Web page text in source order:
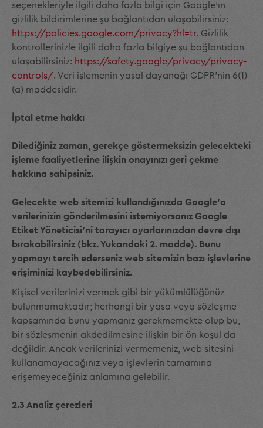
seçenekleriyle ilgili daha fazla bilgi için Google'ın
gizlilik bildirimlerine şu bağlantıdan ulaşabilirsiniz:
https://policies.google.com/privacy?hl=tr. Gizlilik
kontrollerinizle ilgili daha fazla bilgiye şu bağlantıdan
ulaşabilirsiniz: https://safety.google/privacy/privacy-
controls/. Veri işlemenin yasal dayanağı GDPR'nin 6(1)
(a) maddesidir.
İptal etme hakkı
Dilediğiniz zaman, gerekçe göstermeksizin gelecekteki
işleme faaliyetlerine ilişkin onayınızı geri çekme
hakkına sahipsiniz.
Gelecekte web sitemizi kullandığınızda Google'a
verilerinizin gönderilmesini istemiyorsanız Google
Etiket Yöneticisi'ni tarayıcı ayarlarınızdan devre dışı
bırakabilirsiniz (bkz. Yukarıdaki 2. madde). Bunu
yapmayı tercih ederseniz web sitemizin bazı işlevlerine
erişiminizi kaybedebilirsiniz.
Kişisel verilerinizi vermek gibi bir yükümlülüğünüz
bulunmamaktadır; herhangi bir yasa veya sözleşme
kapsamında bunu yapmanız gerekmemekte olup bu,
bir sözleşmenin akdedilmesine ilişkin bir ön koşul da
değildir. Ancak verilerinizi vermemeniz, web sitesini
kullanamayacağınız veya işlevlerin tamamına
erişemeyeceğiniz anlamına gelebilir.
2.3 Analiz çerezleri